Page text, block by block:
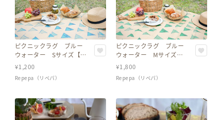
ピクニックラグ ブルー
ウォーター Sサイズ【再
生紙雑貨】
¥1,200
Repepa（リペパ）
ピクニックラグ ブルー
ウォーター Mサイズ
【再生紙雑貨】
¥1,800
Repepa（リペパ）